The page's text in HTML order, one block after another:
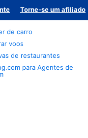
Torne-se um afiliado
de carro
voos
de restaurantes
para Agentes de